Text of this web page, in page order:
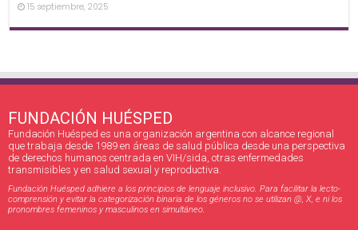
15 septiembre, 2025
FUNDACIÓN HUÉSPED
Fundación Huésped es una organización argentina con alcance regional
que trabaja desde 1989 en áreas de salud pública desde una perspectiva
de derechos humanos centrada en VIH/sida, otras enfermedades
transmisibles y en salud sexual y reproductiva.
Fundación Huésped adhiere a los principios de lenguaje inclusivo. Para facilitar la lecto-
comprensión y evitar la categorización binaria de los géneros no se utilizan @, X, e ni los
pronombres femeninos y masculinos en simultáneo.